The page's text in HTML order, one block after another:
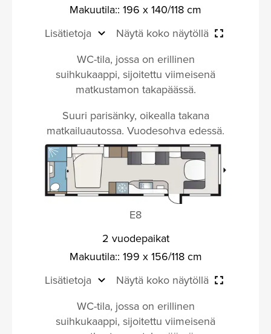
Makuutila:: 196 x 140/118 cm
Lisätietoja
Näytä koko näytöllä
WC-tila, jossa on erillinen
suihkukaappi, sijoitettu viimeisenä
matkustamon takapäässä.
Suuri parisänky, oikealla takana
matkailuautossa. Vuodesohva edessä.
E8
2 vuodepaikat
Makuutila:: 199 x 156/118 cm
Lisätietoja
Näytä koko näytöllä
WC-tila, jossa on erillinen
suihkukaappi, sijoitettu viimeisenä